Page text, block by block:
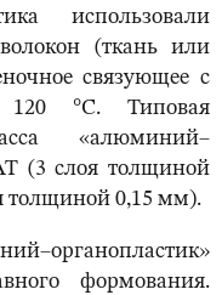
использовали
(ткань или
связующее с
120 °С. Типовая
«алюминий–
(3 слоя толщиной
толщиной 0,15 мм).
формования.